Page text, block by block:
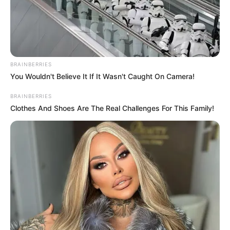
TEMAS RELACIONADOS
NUEVAS RUTAS
MINISTERIO DE TRANSPORTE
SOACHA
MANTÉNGASE EN ALERTA
Tenemos todas las noticias que le
interesan. Para estar bien informado, por
favor, active las notificaciones de Alerta.
ACTIVAR AHORA
BRAINBERRIES
You Wouldn't Believe It If It Wasn't Caught On Camera!
BRAINBERRIES
Clothes And Shoes Are The Real Challenges For This Family!